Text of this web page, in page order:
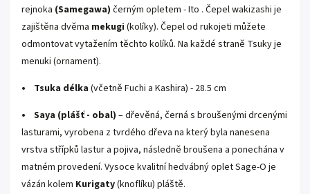
rejnoka (Samegawa) černým opletem -Ito . Čepel wakizashi je
zajištěna dvěma mekugi (kolíky). Čepel od rukojeti můžete
odmontovat vytažením těchto kolíků. Na každé straně Tsuky je
menuki (ornament).
• Tsuka délka (včetně Fuchi a Kashira) - 28.5 cm
• Saya (plášť - obal) – dřevěná, černá s broušenými drcenými
lasturami, vyrobena z tvrdého dřeva na který byla nanesena
vrstva střípků lastur a pojiva, následně broušena a ponechána v
matném provedení. Vysoce kvalitní hedvábný opletSage-O je
vázán kolem Kurigaty(knoflíku) pláště.